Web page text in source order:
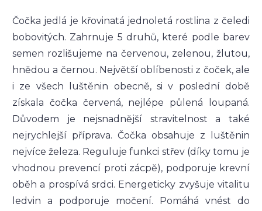
Čočka jedlá je křovinatá jednoletá rostlina z čeledi
bobovitých. Zahrnuje 5 druhů, které podle barev
semen rozlišujeme na červenou, zelenou, žlutou,
hnědou a černou. Největší oblíbenosti z čoček, ale
i ze všech luštěnin obecně, si v poslední době
získala čočka červená, nejlépe půlená loupaná.
Důvodem je nejsnadnější stravitelnost a také
nejrychlejší příprava. Čočka obsahuje z luštěnin
nejvíce železa. Reguluje funkci střev (díky tomu je
vhodnou prevencí proti zácpě), podporuje krevní
oběh a prospívá srdci. Energeticky zvyšuje vitalitu
ledvin a podporuje močení. Pomáhá vnést do